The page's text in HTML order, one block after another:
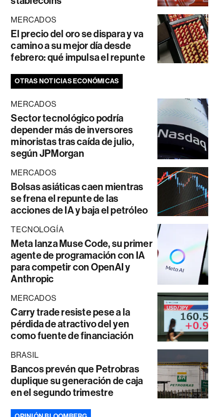
MERCADOS
El precio del oro se dispara y va
camino a su mejor día desde
febrero: qué impulsa el repunte
OTRAS NOTICIAS ECONÓMICAS
MERCADOS
Sector tecnológico podría
depender más de inversores
minoristas tras caída de julio,
según JPMorgan
MERCADOS
Bolsas asiáticas caen mientras
se frena el repunte de las
acciones de IA y baja el petróleo
TECNOLOGÍA
Meta lanza Muse Code, su primer
agente de programación con IA
para competir con OpenAI y
Anthropic
MERCADOS
Carry trade resiste pese a la
pérdida de atractivo del yen
como fuente de financiación
BRASIL
Bancos prevén que Petrobras
duplique su generación de caja
en el segundo trimestre